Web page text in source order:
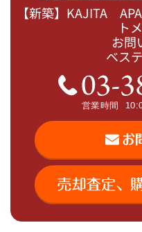
【新築】KAJITA
ト
お問
ベス